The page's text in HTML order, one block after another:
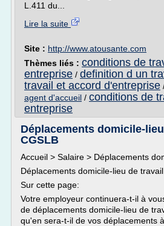
L.411 du...
Lire la suite
Site : http://www.atousante.com
Thèmes liés : conditions de
entreprise / definition d un
travail et accord d'entreprise
agent d'accueil / conditions de
entreprise
Déplacements domicile-lieu
CGSLB
Accueil > Salaire > Déplacements
Déplacements domicile-lieu de travail
Sur cette page:
Votre employeur continuera-t-il à
de déplacements domicile-lieu de
qu'en sera-t-il de vos déplacements